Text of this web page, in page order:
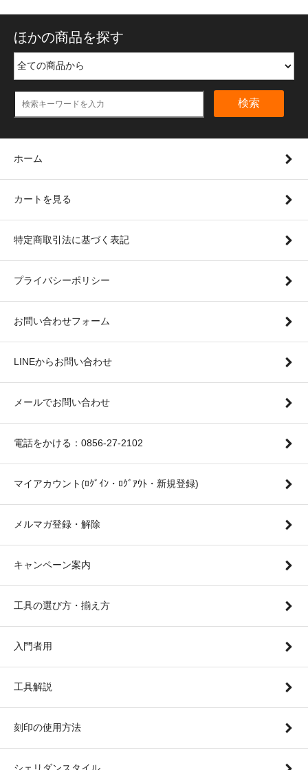
ほかの商品を探す
検索
ホーム
カートを見る
特定商取引法に基づく表記
プライバシーポリシー
お問い合わせフォーム
LINEからお問い合わせ
メールでお問い合わせ
電話をかける：0856-27-2102
マイアカウント(ﾛｸﾞｲﾝ・ﾛｸﾞｱｳﾄ・新規登録)
メルマガ登録・解除
キャンペーン案内
工具の選び方・揃え方
入門者用
工具解説
刻印の使用方法